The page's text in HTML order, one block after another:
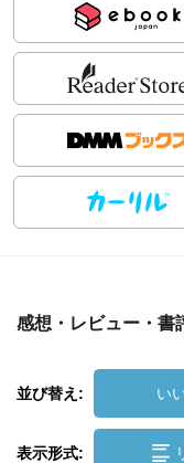
感想・レビュー・書
並び替え: い
表示形式: